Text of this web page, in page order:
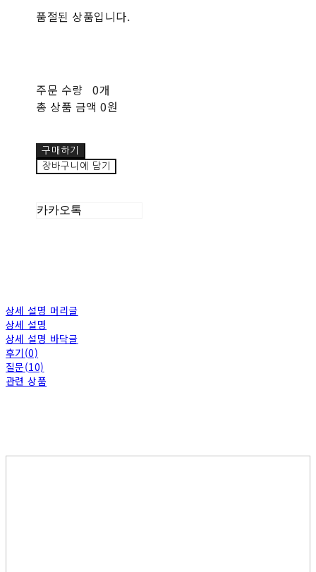
품절된 상품입니다.
주문 수량 0개
총 상품 금액 0원
구매하기
장바구니에 담기
카카오톡
상세 설명 머리글
상세 설명
상세 설명 바닥글
후기(0)
질문(10)
관련 상품